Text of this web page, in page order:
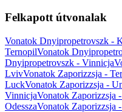
Felkapott útvonalak
Vonatok Dnyipropetrovszk -
TernopilVonatok
Dnyipropetrovszk - Vinnicja
LvivVonatok Zaporizzsja -
LuckVonatok Zaporizzsja -
VinnicjaVonatok Zaporizzsja
OdesszaVonatok Zaporizzsja